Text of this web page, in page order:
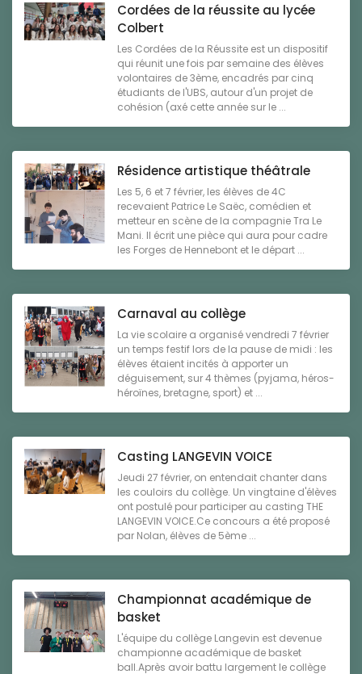
Cordées de la réussite au lycée
Colbert
Les Cordées de la Réussite est un dispositif
qui réunit une fois par semaine des élèves
volontaires de 3ème, encadrés par cinq
étudiants de l'UBS, autour d'un projet de
cohésion (axé cette année sur le ...
Résidence artistique théâtrale
Les 5, 6 et 7 février, les élèves de 4C
recevaient Patrice Le Saëc, comédien et
metteur en scène de la compagnie Tra Le
Mani. Il écrit une pièce qui aura pour cadre
les Forges de Hennebont et le départ ...
Carnaval au collège
La vie scolaire a organisé vendredi 7 février
un temps festif lors de la pause de midi : les
élèves étaient incités à apporter un
déguisement, sur 4 thèmes (pyjama, héros-
héroïnes, bretagne, sport) et ...
Casting LANGEVIN VOICE
Jeudi 27 février, on entendait chanter dans
les couloirs du collège. Un vingtaine d'élèves
ont postulé pour participer au casting THE
LANGEVIN VOICE.Ce concours a été proposé
par Nolan, élèves de 5ème ...
Championnat académique de
basket
L'équipe du collège Langevin est devenue
championne académique de basket
ball.Après avoir battu largement le collège